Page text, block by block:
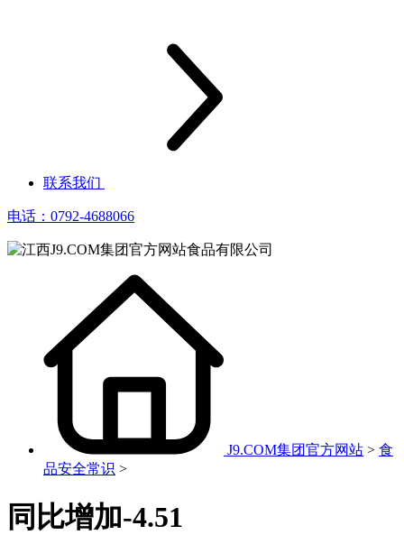
联系我们
电话：0792-4688066
J9.COM集团官方网站 > 食
品安全常识 >
同比增加-4.51